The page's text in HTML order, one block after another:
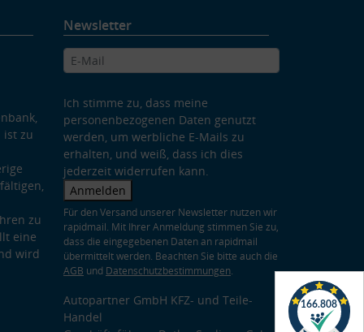
ist zu
zu
eine
wird
Newsletter
Ich stimme zu, dass meine
personenbezogenen Daten genutzt
werden, um werbliche E-Mails zu
erhalten, und weiß, dass ich dies
jederzeit widerrufen kann.
Anmelden
Für den Versand unserer Newsletter nutzen wir
rapidmail. Mit Ihrer Anmeldung stimmen Sie zu,
dass die eingegebenen Daten an rapidmail
übermittelt werden. Beachten Sie bitte auch die
AGB und Datenschutzbestimmungen.
Autopartner GmbH KFZ- und Teile-
Handel